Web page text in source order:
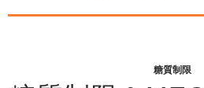
糖質制限